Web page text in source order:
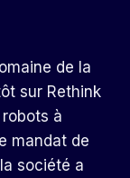
de la
sur Rethink
à
mandat de
société a